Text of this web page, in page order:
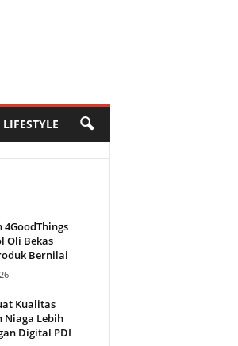
LIFESTYLE
4GoodThings
Oli Bekas
Bernilai
Kualitas
Niaga Lebih
Digital PDI